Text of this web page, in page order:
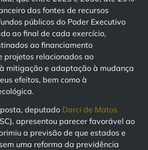
das fontes de recursos
públicos do Poder Executivo
ao final de cada exercício,
ao financiamento
projetos relacionados ao
mitigação e adaptação à mudança
efeitos, bem como à
deputado Darci de Matos
apresentou parecer favorável ao
a previsão de que estados e
uma reforma da previdência